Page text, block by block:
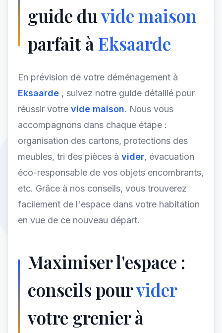
guide duvide maison
parfait àEksaarde
En prévision de votre déménagement à
Eksaarde , suivez notre guide détaillé pour
réussir votre vide maison. Nous vous
accompagnons dans chaque étape :
organisation des cartons, protections des
meubles, tri des pièces à vider, évacuation
éco-responsable de vos objets encombrants,
etc. Grâce à nos conseils, vous trouverez
facilement de l'espace dans votre habitation
en vue de ce nouveau départ.
Maximiser l'espace :
conseils pourvider
votre grenier à